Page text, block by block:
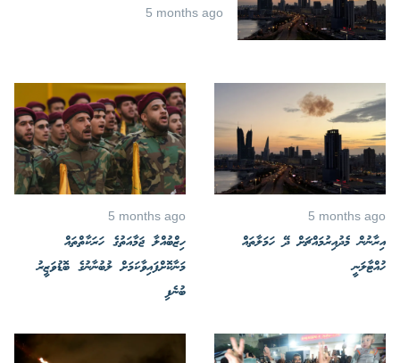
5 months ago
5 months ago
އިރާނުން މެދުއިރުމައްޗަށް ދޭ ހަމަލާތައް
ހުއްޓާލަނީ
5 months ago
ހިޒްބުއްލާ ޖަމާއަތުގެ ހަރަކާތްތައް
މަނާކޮށްފައިވާކަމަށް ލުބުނާނުގެ ބޮޑުވަޒީރު
ބުނެފި